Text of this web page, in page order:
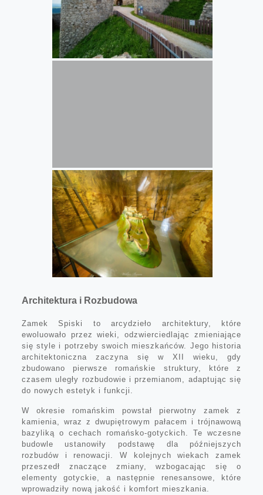
Architektura i Rozbudowa
Zamek Spiski to arcydzieło architektury, które
ewoluowało przez wieki, odzwierciedlając zmieniające
się style i potrzeby swoich mieszkańców. Jego historia
architektoniczna zaczyna się w XII wieku, gdy
zbudowano pierwsze romańskie struktury, które z
czasem uległy rozbudowie i przemianom, adaptując się
do nowych estetyk i funkcji.
W okresie romańskim powstał pierwotny zamek z
kamienia, wraz z dwupiętrowym pałacem i trójnawową
bazyliką o cechach romańsko-gotyckich. Te wczesne
budowle ustanowiły podstawę dla późniejszych
rozbudów i renowacji. W kolejnych wiekach zamek
przeszedł znaczące zmiany, wzbogacając się o
elementy gotyckie, a następnie renesansowe, które
wprowadziły nową jakość i komfort mieszkania.